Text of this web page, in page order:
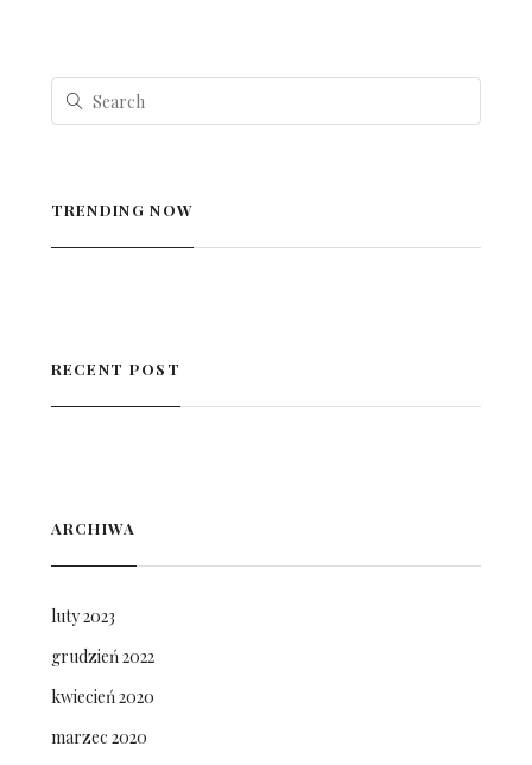
TRENDING NOW
RECENT POST
ARCHIWA
luty 2023
grudzień 2022
kwiecień 2020
marzec 2020